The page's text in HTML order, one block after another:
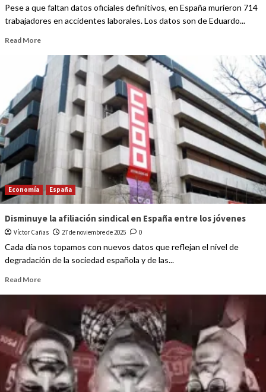
Pese a que faltan datos oficiales definitivos, en España murieron 714
trabajadores en accidentes laborales. Los datos son de Eduardo...
Read More
Economía España
Disminuye la afiliación sindical en España entre los jóvenes
Víctor Cañas 27 de noviembre de 2025 0
Cada día nos topamos con nuevos datos que reflejan el nivel de
degradación de la sociedad española y de las...
Read More